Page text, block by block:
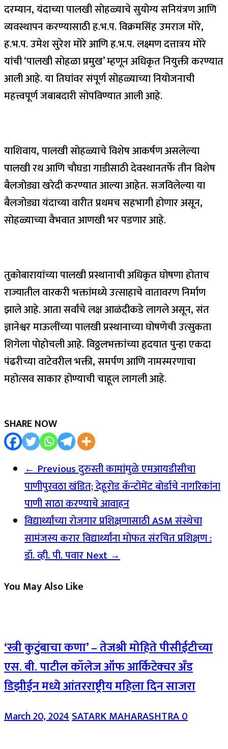
दरम्यान, यंदाच्या पालखी सोहळ्याचे सुयोग्य सनियंत्रण आणि
व्यवस्थापन करण्यासाठी ह.भ.प. विक्रमसिंह उमराज मोरे,
ह.भ.प. उमेश सुरेश मोरे आणि ह.भ.प. लक्ष्मण दत्तात्रय मोरे
यांची ‘पालखी सोहळा प्रमुख’ म्हणून अधिकृत नियुक्ती करण्यात
आली आहे. या तिघांवर संपूर्ण सोहळ्याच्या नियोजनाची
महत्त्वपूर्ण जबाबदारी सोपविण्यात आली आहे.
याशिवाय, पालखी सोहळ्याचे विशेष आकर्षण असलेल्या
पालखी रथ आणि चौघडा गाडीसाठी देवस्थानतर्फे तीन विशेष
बैलजोड्या खरेदी करण्यात आल्या आहेत. सजविलेल्या या
बैलजोड्या यंदाच्या वारीत प्रथमच सहभागी होणार असून,
सोहळ्याच्या वैभवात आणखी भर पडणार आहे.
तुकोबारायांच्या पालखी प्रस्थानाची अधिकृत घोषणा होताच
राज्यातील वारकरी भक्तांमध्ये उत्साहाचे वातावरण निर्माण
झाले आहे. आता सर्वांचे लक्ष आळंदीकडे लागले असून, संत
ज्ञानेश्वर माऊलींच्या पालखी प्रस्थानाच्या घोषणेची उत्सुकता
शिगेला पोहोचली आहे. विठ्ठलभक्तांच्या हृदयात पुन्हा एकदा
पंढरीच्या वाटेवरील भक्ती, समर्पण आणि नामस्मरणाचा
महोत्सव साकार होण्याची चाहूल लागली आहे.
SHARE NOW
← Previousदुरुस्ती कामांमुळे एमआयडीसीचा
पाणीपुरवठा खंडित; देहूरोड कॅन्टोमेंट बोर्डाचे नागरिकांना
पाणी साठा करण्याचे आवाहन
विद्यार्थ्यांच्या रोजगार प्रशिक्षणासाठी ASM संस्थेचा
सामंजस्य करार विद्यार्थ्यांना मोफत संरचित प्रशिक्षण :
डॉ. व्ही. पी. पवारNext →
You May Also Like
‘स्त्री कुटुंबाचा कणा’ – तेजश्री मोहिते पीसीईटीच्या
एस. बी. पाटील कॉलेज ऑफ आर्किटेक्चर अँड
डिझीईन मध्ये आंतरराष्ट्रीय महिला दिन साजरा
March 20, 2024SATARK MAHARASHTRA0